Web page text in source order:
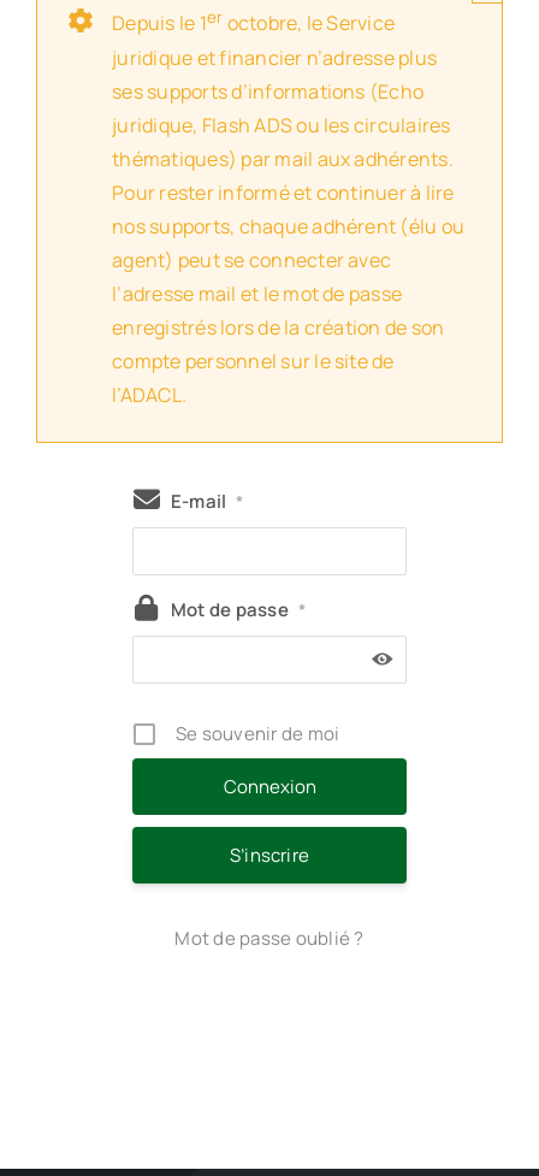
Depuis le 1er octobre, le Service
juridique et financier n’adresse plus
ses supports d’informations (Echo
juridique, Flash ADS ou les circulaires
thématiques) par mail aux adhérents.
Pour rester informé et continuer à lire
nos supports, chaque adhérent (élu ou
agent) peut se connecter avec
l’adresse mail et le mot de passe
enregistrés lors de la création de son
compte personnel sur le site de
l’ADACL.
E-mail *
Mot de passe *
Se souvenir de moi
S’inscrire
Mot de passe oublié ?